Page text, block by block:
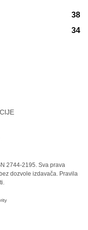
38
34
2744-2195. Sva prava
dozvole izdavača. Pravila